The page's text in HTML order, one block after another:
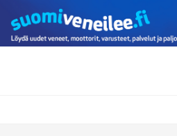
suoraan
sisältöön